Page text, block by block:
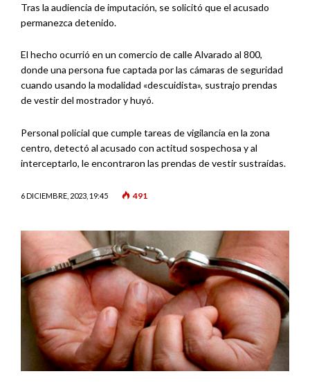
Tras la audiencia de imputación, se solicitó que el acusado
permanezca detenido.
El hecho ocurrió en un comercio de calle Alvarado al 800,
donde una persona fue captada por las cámaras de seguridad
cuando usando la modalidad «descuidista», sustrajo prendas
de vestir del mostrador y huyó.
Personal policial que cumple tareas de vigilancia en la zona
centro, detectó al acusado con actitud sospechosa y al
interceptarlo, le encontraron las prendas de vestir sustraídas.
6 DICIEMBRE, 2023, 19:45 491